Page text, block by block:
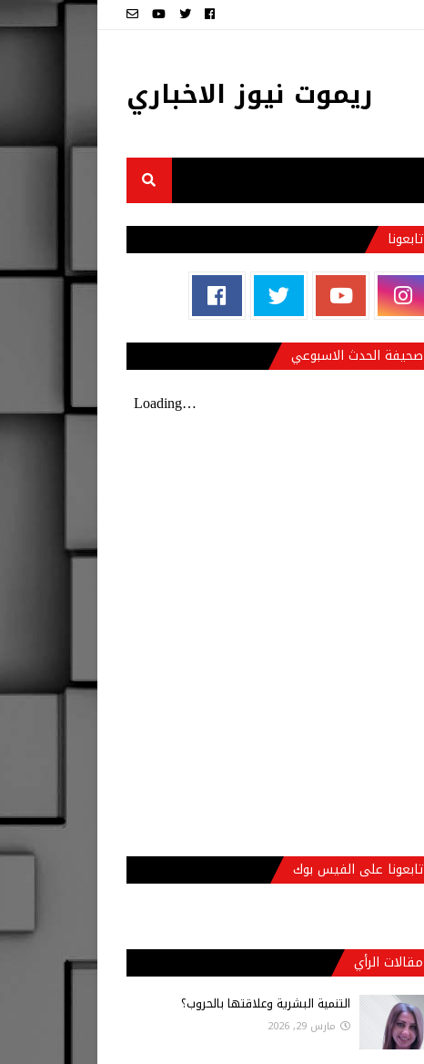
ريموت نيوز الاخباري
تابعونا
صحيفة الحدث الاسبوعي
تابعونا على الفيس بوك
مقالات الرأي
التنمية البشرية وعلاقتها بالحروب؟
مارس 29, 2026